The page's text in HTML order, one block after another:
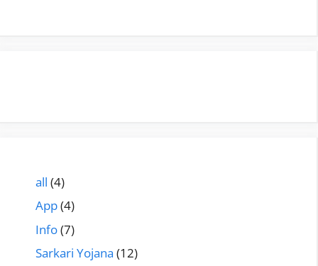
all (4)
App(4)
Info(7)
Sarkari Yojana (12)